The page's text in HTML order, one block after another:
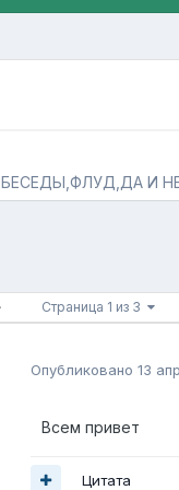
БЕСЕДЫ,ФЛУД,ДА И
Страница 1 из 3
Опубликовано 13
Всем привет
Цитата